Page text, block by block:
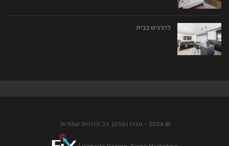
להרגיש בבית
© 2026 - מגזין הבלוק. כל הזכויות שמורות.